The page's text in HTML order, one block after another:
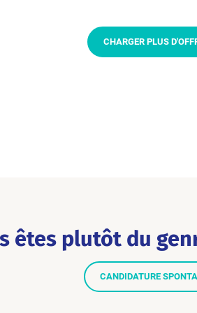
CHARGER PLUS
êtes plutôt du
CANDIDATURE